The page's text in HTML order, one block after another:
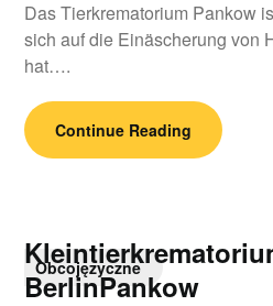
Das Tierkrematorium Pankow
sich auf die Einäscherung von
hat….
Continue Reading
Obcojęzyczne
BerlinPankow